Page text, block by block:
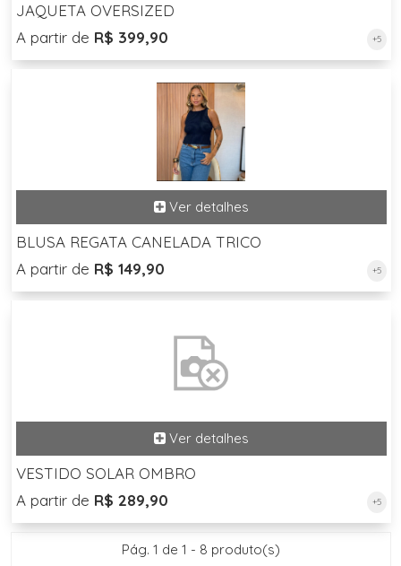
JAQUETA OVERSIZED
A partir de R$ 399,90 +5
BLUSA REGATA CANELADA TRICO
A partir de R$ 149,90 +5
VESTIDO SOLAR OMBRO
A partir de R$ 289,90 +5
Pág. 1 de 1 - 8 produto(s)